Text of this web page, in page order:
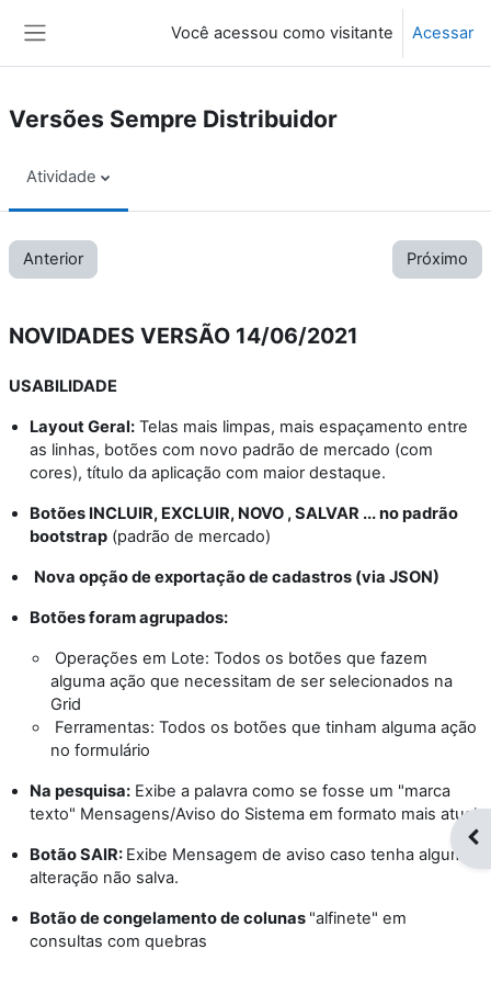
Você acessou como visitante Acessar
Versões Sempre Distribuidor
Atividade
Anterior Próximo
NOVIDADES VERSÃO 14/06/2021
USABILIDADE
Layout Geral: Telas mais limpas, mais espaçamento entre
as linhas, botões com novo padrão de mercado (com
cores), título da aplicação com maior destaque.
Botões INCLUIR, EXCLUIR, NOVO , SALVAR ... no padrão
bootstrap (padrão de mercado)
Nova opção de exportação de cadastros (via JSON)
Botões foram agrupados:
Operações em Lote: Todos os botões que fazem
alguma ação que necessitam de ser selecionados na
Grid
Ferramentas: Todos os botões que tinham alguma ação
no formulário
Na pesquisa: Exibe a palavra como se fosse um "marca
texto" Mensagens/Aviso do Sistema em formato mais atual
Botão SAIR: Exibe Mensagem de aviso caso tenha alguma
alteração não salva.
Botão de congelamento de colunas "alfinete" em
consultas com quebras